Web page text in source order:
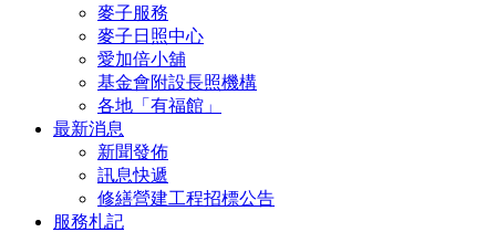
麥子服務
麥子日照中心
愛加倍小舖
基金會附設長照機構
各地「有福館」
最新消息
新聞發佈
訊息快遞
修繕營建工程招標公告
服務札記